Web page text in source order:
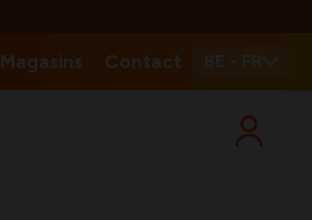
Magasins Contact